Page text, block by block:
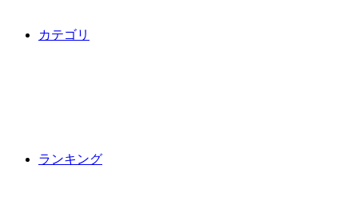
カテゴリ
ランキング